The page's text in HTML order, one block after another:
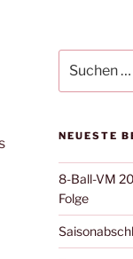
nach:
NEUESTE
8-Ball-VM
Folge